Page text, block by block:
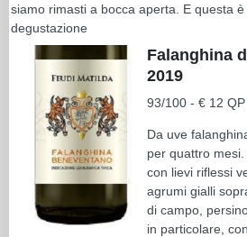
siamo rimasti a bocca aperta. E questa
degustazione
Falanghina
2019
93/100 - € 12 QP
Da uve
per quattro
con lievi riflessi
agrumi gialli
di campo,
in particolare,